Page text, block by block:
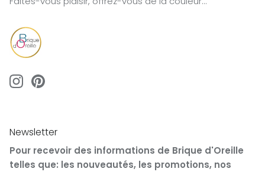
Newsletter
Pour recevoir des informations de Brique d'Oreille
telles que: les nouveautés, les promotions, nos